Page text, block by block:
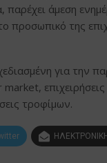
άμεση
προσωπικό της
για
τροφίμων.